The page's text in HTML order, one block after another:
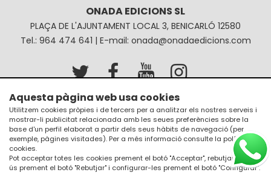
ONADA EDICIONS SL
PLAÇA DE L'AJUNTAMENT LOCAL 3, BENICARLÓ 12580
Tel.: 964 474 641 | E-mail: onada@onadaedicions.com
Avís legal
Política de privacitat
Política de galetes
Condicions de compra
Aquesta pàgina web usa cookies
Utilitzem cookies pròpies i de tercers per a analitzar els nostres serveis i
mostrar-li publicitat relacionada amb les seues preferències sobre la
base d'un perfil elaborat a partir dels seus hàbits de navegació (per
exemple, pàgines visitades). Per a més informació consulte la política de
cookies.
Pot acceptar totes les cookies prement el botó "Acceptar", rebutjar el seu
ús prement el botó "Rebutjar" i configurar-les prement el botó "Configurar".